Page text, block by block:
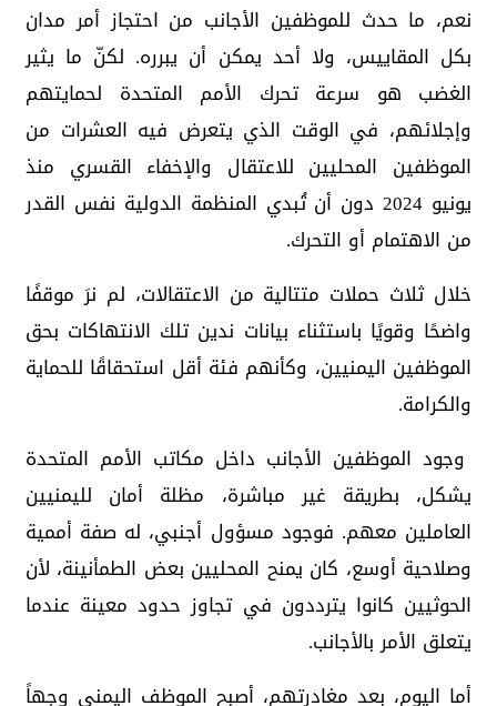
نعم، ما حدث للموظفين الأجانب من احتجاز أمر مدان
بكل المقاييس، ولا أحد يمكن أن يبرره. لكنّ ما يثير
الغضب هو سرعة تحرك الأمم المتحدة لحمايتهم
وإجلائهم، في الوقت الذي يتعرض فيه العشرات من
الموظفين المحليين للاعتقال والإخفاء القسري منذ
يونيو 2024 دون أن تُبدي المنظمة الدولية نفس القدر
من الاهتمام أو التحرك.
خلال ثلاث حملات متتالية من الاعتقالات، لم نرَ موقفًا
واضحًا وقويًا باستثناء بيانات ندين تلك الانتهاكات بحق
الموظفين اليمنيين، وكأنهم فئة أقل استحقاقًا للحماية
والكرامة.
وجود الموظفين الأجانب داخل مكاتب الأمم المتحدة
يشكل، بطريقة غير مباشرة، مظلة أمان لليمنيين
العاملين معهم. فوجود مسؤول أجنبي، له صفة أممية
وصلاحية أوسع، كان يمنح المحليين بعض الطمأنينة، لأن
الحوثيين كانوا يترددون في تجاوز حدود معينة عندما
يتعلق الأمر بالأجانب.
أما اليوم، بعد مغادرتهم، أصبح الموظف اليمني وجهاً